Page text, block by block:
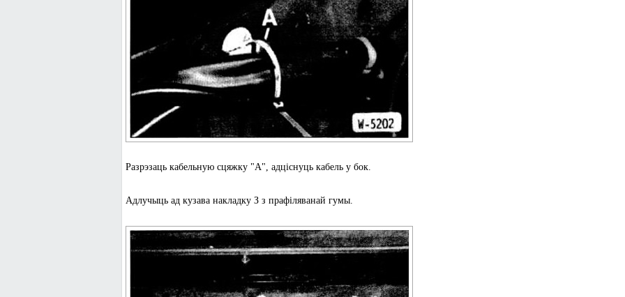
Разрэзаць кабельную сцяжку "А", адціснуць кабель у бок.
Адлучыць ад кузава накладку З з прафіляванай гумы.